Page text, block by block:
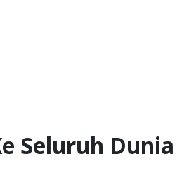
Seluruh Dunia